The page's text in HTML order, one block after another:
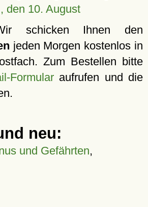
, den 10. August
schicken Ihnen den
jeden Morgen kostenlos in
Zum Bestellen bitte
Formular aufrufen und die
neu:
und Gefährten,